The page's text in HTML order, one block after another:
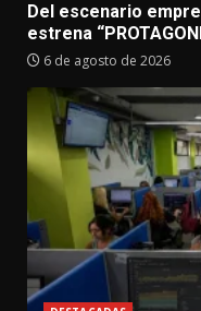
Del escenario
estrena
6 de agosto de 2026